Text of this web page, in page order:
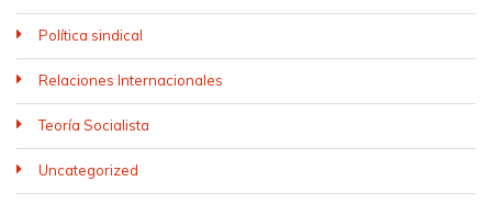
Política sindical
Relaciones Internacionales
Teoría Socialista
Uncategorized